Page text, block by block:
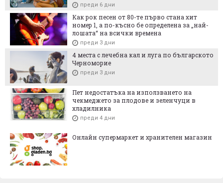
преди 6 дни
Как рок песен от 80-те първо стана хит
номер 1, а по-късно бе определена за „най-
лошата“ на всички времена
преди 3 дни
4 места с лечебна кал и луга по българското
Черноморие
преди 3 дни
Пет недостатъка на използването на
чекмеджето за плодове и зеленчуци в
хладилника
преди 4 дни
Онлайн супермаркет и хранителен магазин